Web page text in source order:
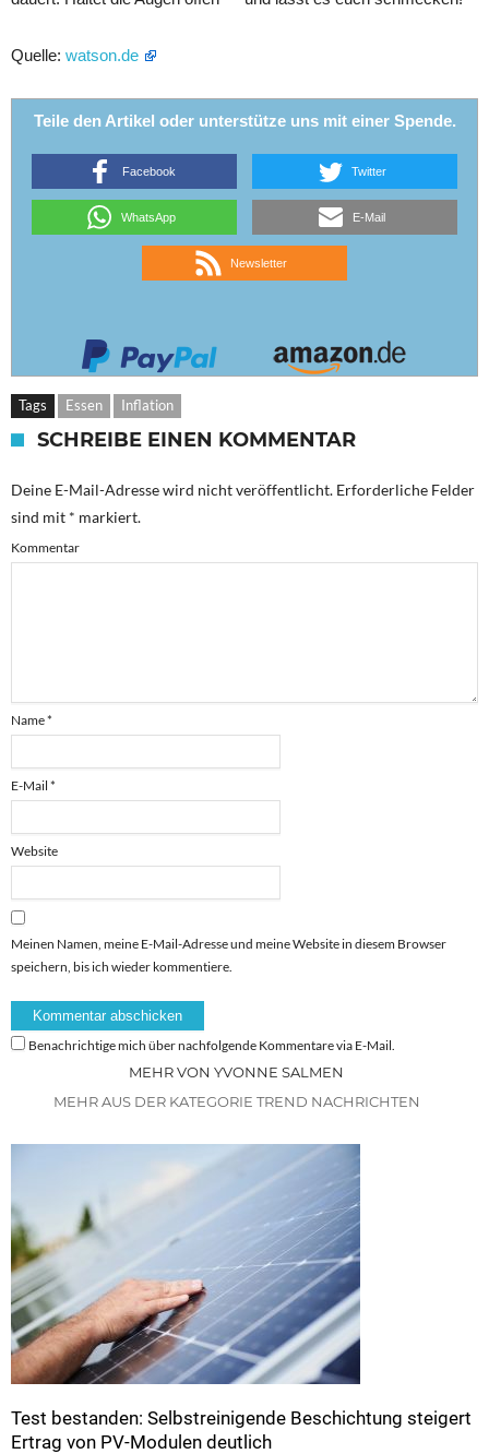
Quelle: watson.de
Teile den Artikel oder unterstütze uns mit einer Spende.
Facebook Twitter
WhatsApp E-Mail
Newsletter
Tags Essen Inflation
SCHREIBE EINEN KOMMENTAR
Deine E-Mail-Adresse wird nicht veröffentlicht. Erforderliche Felder
sind mit * markiert.
Kommentar
Name*
E-Mail *
Website
Meinen Namen, meine E-Mail-Adresse und meine Website in diesem Browser
speichern, bis ich wieder kommentiere.
Benachrichtige mich über nachfolgende Kommentare via E-Mail.
MEHR VON YVONNE SALMEN
MEHR AUS DER KATEGORIE TREND NACHRICHTEN
Test bestanden: Selbstreinigende Beschichtung steigert
Ertrag von PV-Modulen deutlich